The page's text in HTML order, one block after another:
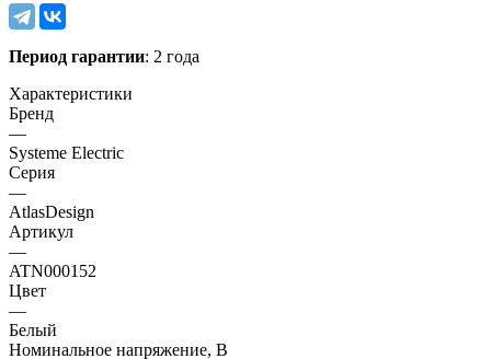
Период гарантии: 2 года
Характеристики
Бренд
—
Systeme Electric
Серия
—
AtlasDesign
Артикул
—
ATN000152
Цвет
—
Белый
Номинальное напряжение, В